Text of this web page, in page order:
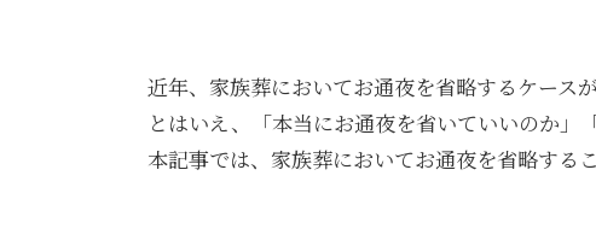
近年、家族葬においてお通夜を省略するケース
とはいえ、「本当にお通夜を省いていいのか」
本記事では、家族葬においてお通夜を省略する